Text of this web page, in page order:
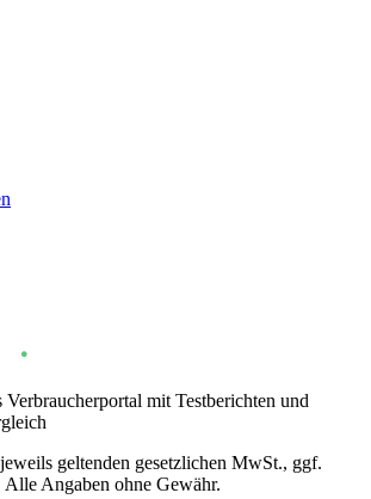
Verbraucherportal mit Testberichten und
geltenden gesetzlichen MwSt., ggf.
Alle Angaben ohne Gewähr.